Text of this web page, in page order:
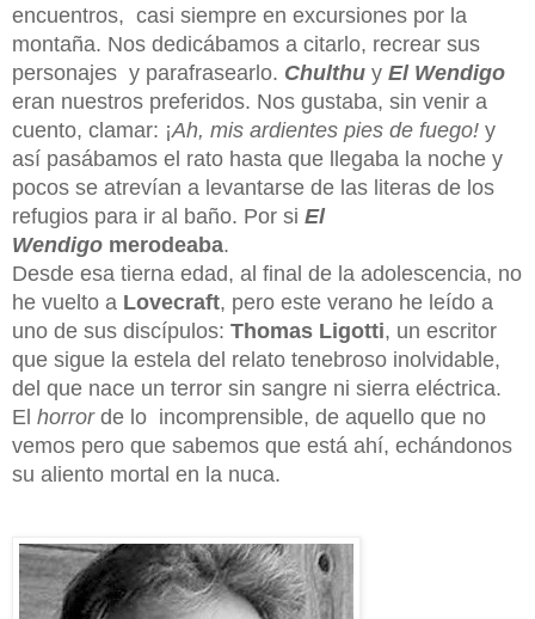
encuentros, casi siempre en excursiones por la
montaña. Nos dedicábamos a citarlo, recrear sus
personajes y parafrasearlo. Chulthu y El Wendigo
eran nuestros preferidos. Nos gustaba, sin venir a
cuento, clamar: ¡Ah, mis ardientes pies de fuego! y
así pasábamos el rato hasta que llegaba la noche y
pocos se atrevían a levantarse de las literas de los
refugios para ir al baño. Por si El
Wendigo merodeaba.
Desde esa tierna edad, al final de la adolescencia, no
he vuelto a Lovecraft, pero este verano he leído a
uno de sus discípulos: Thomas Ligotti, un escritor
que sigue la estela del relato tenebroso inolvidable,
del que nace un terror sin sangre ni sierra eléctrica.
El horror de lo incomprensible, de aquello que no
vemos pero que sabemos que está ahí, echándonos
su aliento mortal en la nuca.